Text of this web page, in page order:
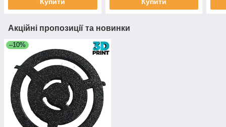
Акційні пропозиції та новинки
–10%